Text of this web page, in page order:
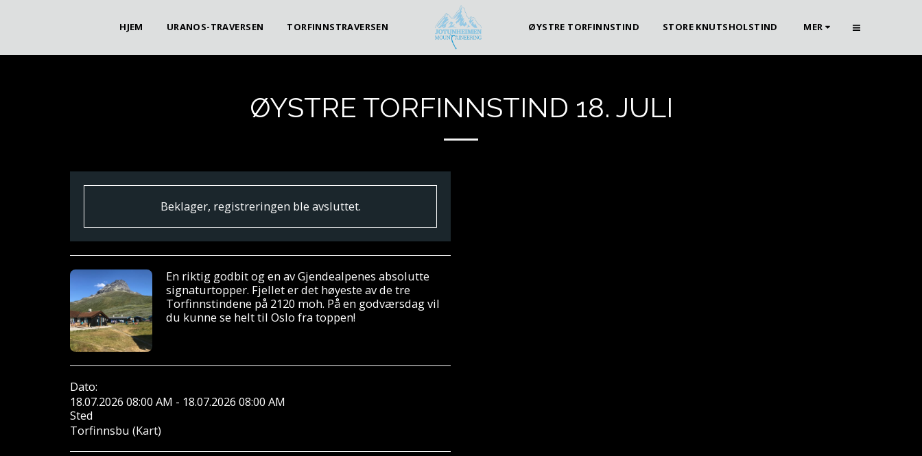
HJEM URANOS-TRAVERSEN TORFINNSTRAVERSEN ØYSTRE TORFINNSTIND STORE KNUTSHOLSTIND MER
ØYSTRE TORFINNSTIND 18. JULI
Beklager, registreringen ble avsluttet.
En riktig godbit og en av Gjendealpenes absolutte
signaturtopper. Fjellet er det høyeste av de tre
Torfinnstindene på 2120 moh. På en godværsdag vil
du kunne se helt til Oslo fra toppen!
Dato:
18.07.2026 08:00 AM - 18.07.2026 08:00 AM
Sted
Torfinnsbu (Kart)